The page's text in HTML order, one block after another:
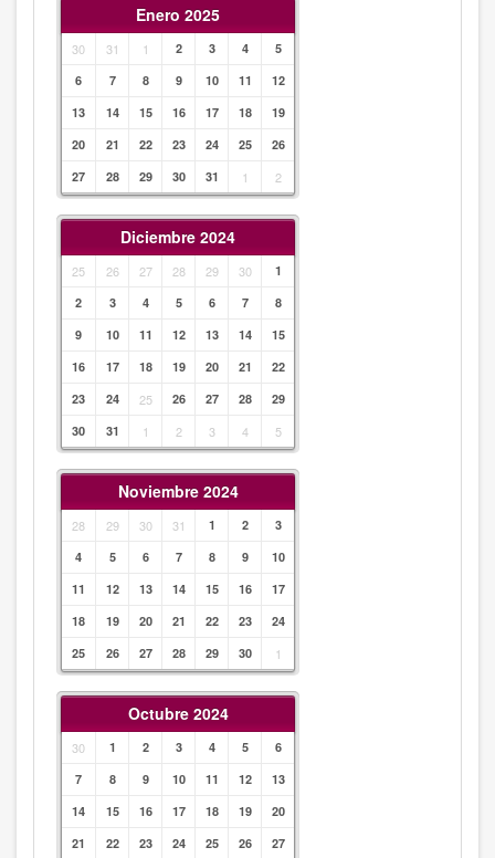
Enero 2025
30 31 1 2 3 4
5
6
7 8 9 10 11
12
13
14 15 16 17 18
19
20
21 22 23 24 25
26
27
28 29 30 31 1 2
Diciembre 2024
25 26 27 28 29 30
1
2
3 4 5 6 7
8
9
10 11 12 13 14
15
16
17 18 19 20 21
22
23
24 25 26 27 28
29
30
31 1 2 3 4 5
Noviembre 2024
28 29 30 31 1 2
3
4
5 6 7 8 9
10
11
12 13 14 15 16
17
18
19 20 21 22 23
24
25
26 27 28 29 30 1
Octubre 2024
30 1 2 3 4 5
6
7
8 9 10 11 12
13
14
15 16 17 18 19
20
21
22 23 24 25 26
27